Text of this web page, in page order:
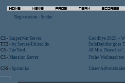
Registration - Suche
CS - SniperWar Server
Goodbye 2025 –
TF2 - by Server-United.de
SofaDaddler goes
CS - FunYard
40 Mio. Beuscher
CS - Mansion Server
Frohe
CSS - Spelunke Unser